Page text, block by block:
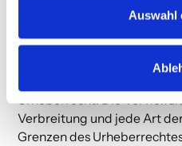
Auswahl
Urheberrecht
Die durch die
Urheberrecht. Die
Verbreitung und jede Art
Grenzen des